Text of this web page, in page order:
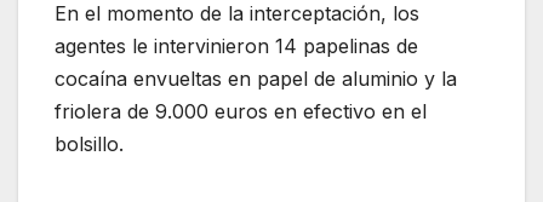
En el momento de la interceptación, los
agentes le intervinieron 14 papelinas de
cocaína envueltas en papel de aluminio y la
friolera de 9.000 euros en efectivo en el
bolsillo.